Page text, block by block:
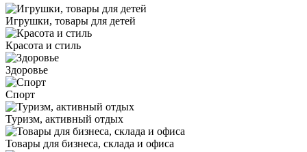
Игрушки, товары для детей
Красота и стиль
Здоровье
Спорт
Туризм, активный отдых
Товары для бизнеса, склада и офиса